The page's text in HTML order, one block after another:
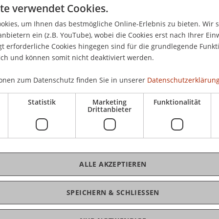
Verzeichnisse, Verweise
verwendet Cookies.
um Ihnen das bestmögliche Online-Erlebnis zu bieten. Wir
ein (z.B. YouTube), wobei die Cookies erst nach Ihrer
erforderliche Cookies hingegen sind für die grundlegende
und können somit nicht deaktiviert werden.
zum Datenschutz finden Sie in unserer
Statistik Marketing
Drittanbieter
Funktionalität
SPEICHERN & SCHLIESSEN
ALLE AKZEPTIEREN